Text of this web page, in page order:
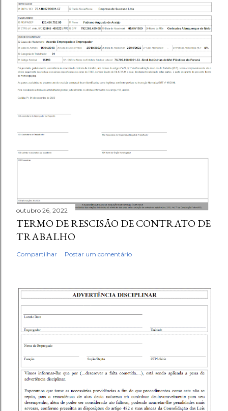
outubro 26, 2022
TERMO DE RESCISÃO DE CONTRATO DE
TRABALHO
Compartilhar Postar um comentário